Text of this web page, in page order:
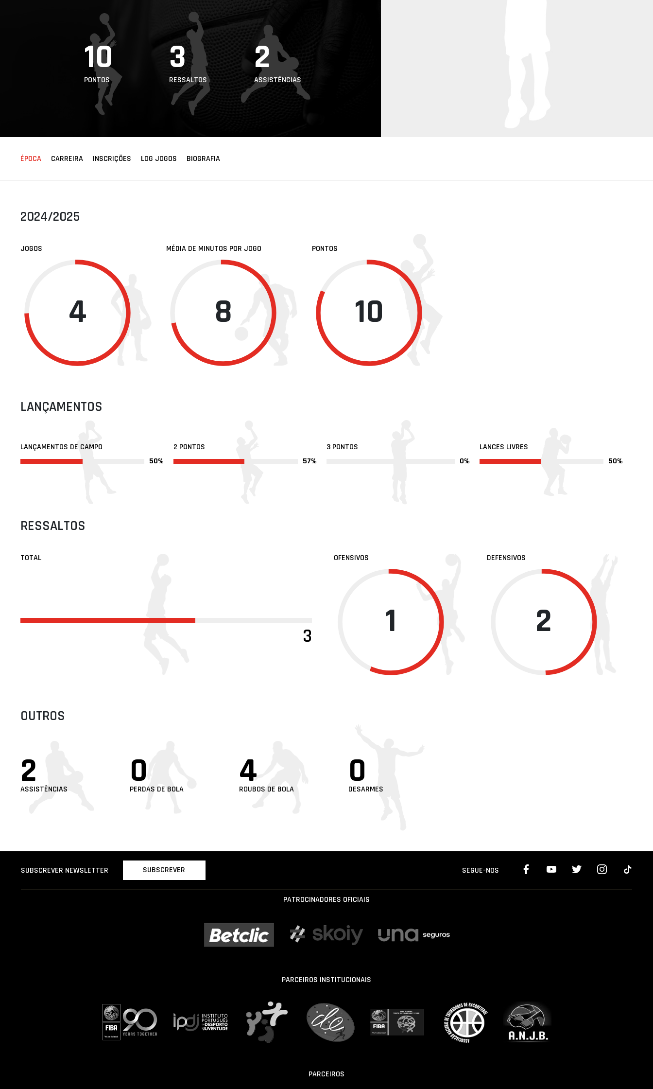
ÁREA TÉCNICA
10
PONTOS
3
RESSALTOS
2
ASSISTÊNCIAS
ÉPOCA CARREIRA INSCRIÇÕES LOG JOGOS BIOGRAFIA
2024/2025
JOGOS
4
MÉDIA DE MINUTOS POR JOGO
8
PONTOS
10
LANÇAMENTOS
LANÇAMENTOS DE CAMPO
50%
2 PONTOS
57%
3 PONTOS
0%
LANCES LIVRES
50%
RESSALTOS
TOTAL
3
OFENSIVOS
1
DEFENSIVOS
2
OUTROS
2
ASSISTÊNCIAS 0
PERDAS DE BOLA 4
ROUBOS DE BOLA 0
DESARMES
SUBSCREVER NEWSLETTER SUBSCREVER SEGUE-NOS
PATROCINADORES OFICIAIS
PARCEIROS INSTITUCIONAIS
PARCEIROS